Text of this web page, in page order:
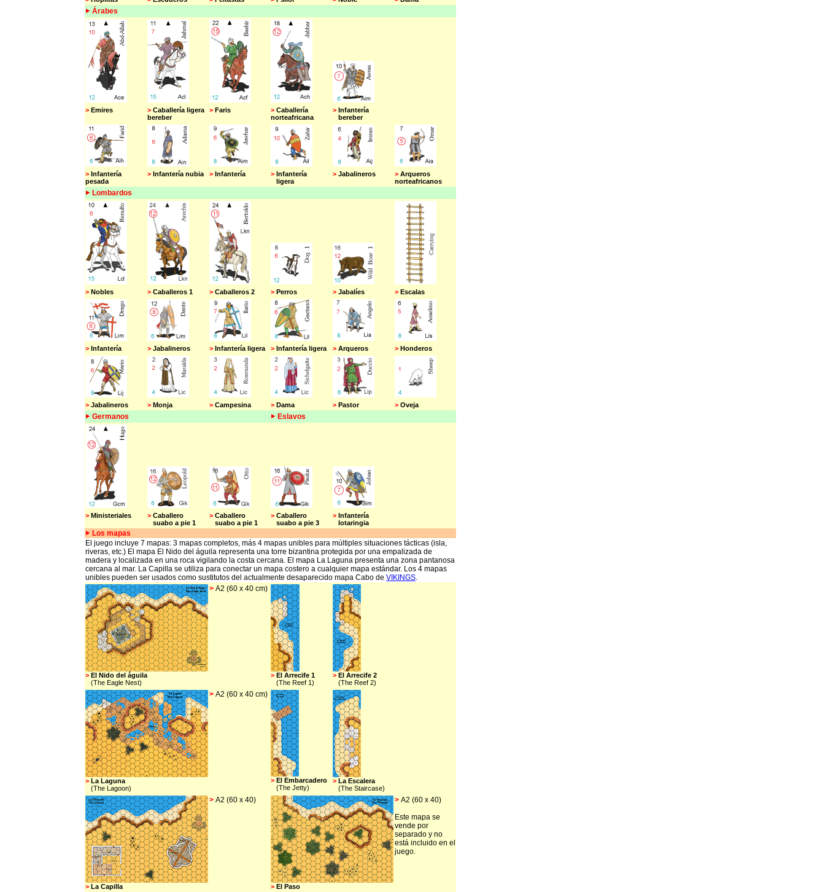
Árabes
> Emires > Caballería ligera
bereber
> Faris > Caballería
norteafricana
> Infantería
bereber
> Infantería
pesada
> Infantería nubia > Infantería > Infantería
ligera
> Jabalineros > Arqueros
norteafricanos
Lombardos
> Nobles > Caballeros 1 > Caballeros 2 > Perros > Jabalíes > Escalas
> Infantería > Jabalineros > Infantería ligera > Infantería ligera > Arqueros > Honderos
> Jabalineros > Monja > Campesina > Dama > Pastor > Oveja
Germanos Eslavos
> Ministeriales > Caballero
suabo a pie 1
> Caballero
suabo a pie 1
> Caballero
suabo a pie 3
> Infantería
lotaringia
Los mapas
El juego incluye 7 mapas: 3 mapas completos, más 4 mapas unibles para múltiples situaciones tácticas (isla,
riveras, etc.) El mapa El Nido del águila representa una torre bizantina protegida por una empalizada de
madera y localizada en una roca vigilando la costa cercana. El mapa La Laguna presenta una zona pantanosa
cercana al mar. La Capilla se utiliza para conectar un mapa costero a cualquier mapa estándar. Los 4 mapas
unibles pueden ser usados como sustitutos del actualmente desaparecido mapa Cabo de VIKINGS.
> El Nido del águila
(The Eagle Nest)
> A2 (60 x 40 cm)
> El Arrecife 1
(The Reef 1)
> El Arrecife 2
(The Reef 2)
> La Laguna
(The Lagoon)
> A2 (60 x 40 cm)
> El Embarcadero
(The Jetty)
> La Escalera
(The Staircase)
> La Capilla
> A2 (60 x 40)
> El Paso
> A2 (60 x 40)
Este mapa se
vende por
separado y no
está incluido en el
juego.